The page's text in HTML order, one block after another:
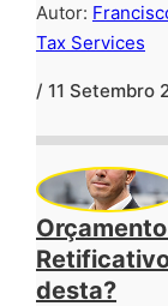
Autor:
Tax Services
/ 11 Setembro
desta?